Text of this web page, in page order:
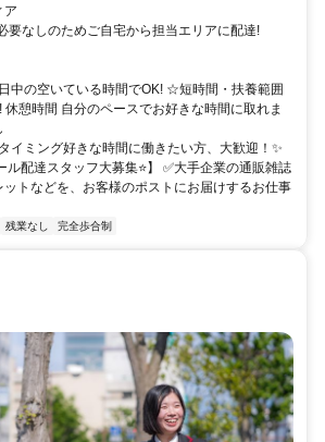
ール配達スタッフ大募集】
ア
出社の必要なしのためご自宅から担当エリアに配達!
中の空いている時間でOK! ☆短時間・扶養範囲
休憩時間 自分のペースでお好きな時間に取れま
イミング好きな時間に働きたい方、大歓迎！✨
ル配達スタッフ大募集⭐】 ✅大手企業の通販雑誌
トなどを、お客様のポストにお届けするお仕事
残業なし 完全歩合制